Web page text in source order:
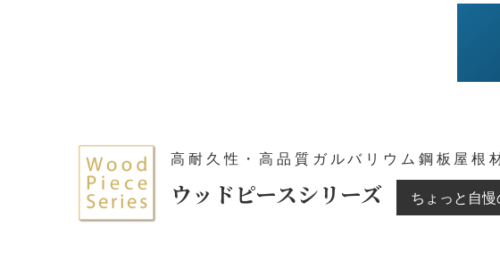
高耐久性・高品質ガルバリウム鋼板屋根
ウッドピースシリーズ ちょっと自